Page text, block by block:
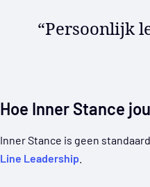
“Persoonlijk
Hoe Inner Stance
Inner Stance is geen
Line Leadership